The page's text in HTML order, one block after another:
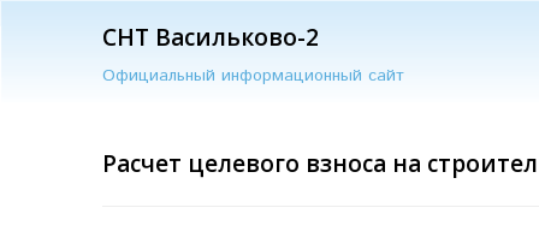
СНТ Васильково-2
Официальный информационный сайт
Расчет целевого взноса на